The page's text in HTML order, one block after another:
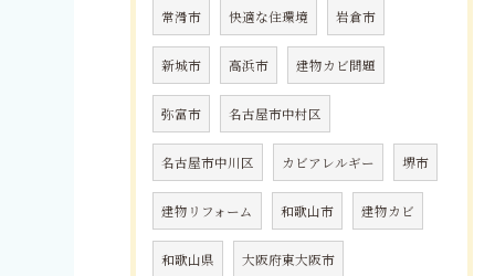
常滑市 快適な住環境 岩倉市
新城市 高浜市 建物カビ問題
弥富市 名古屋市中村区
名古屋市中川区 カビアレルギー 堺市
建物リフォーム 和歌山市 建物カビ
和歌山県 大阪府東大阪市